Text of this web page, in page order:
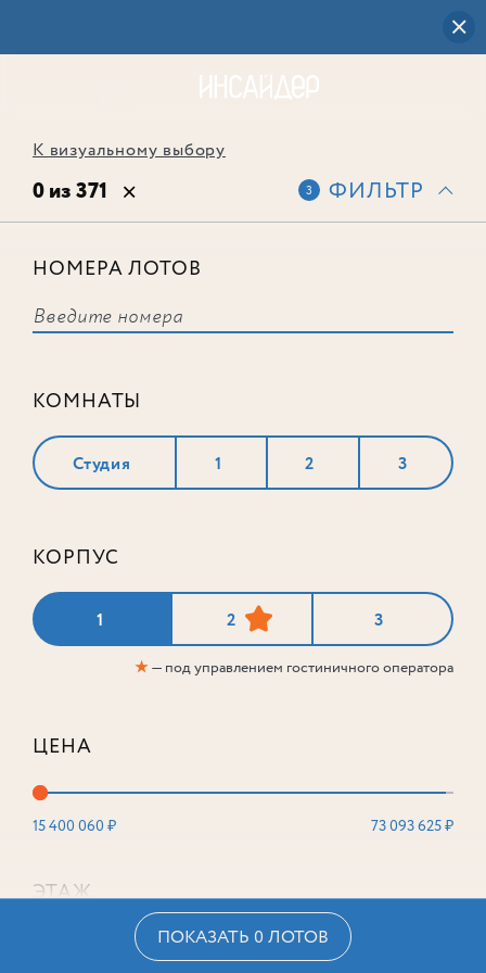
К визуальному выбору
0 из 371 3 ФИЛЬТР
НОМЕРА ЛОТОВ
КОМНАТЫ
Студия 1 2 3
КОРПУС
1 2 3
★— под управлением гостиничного оператора
ЦЕНА
15 400 060 ₽ 73 093 625 ₽
ЭТАЖ
ПОКАЗАТЬ 0 ЛОТОВ
соответствует ни одного лота